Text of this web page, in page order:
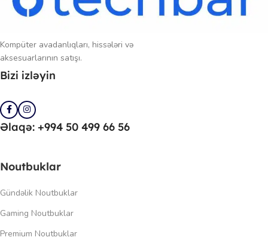
Kompüter avadanlıqları, hissələri və
aksesuarlarının satışı.
Bizi izləyin
Əlaqə: +994 50 499 66 56
Noutbuklar
Gündəlik Noutbuklar
Gaming Noutbuklar
Premium Noutbuklar